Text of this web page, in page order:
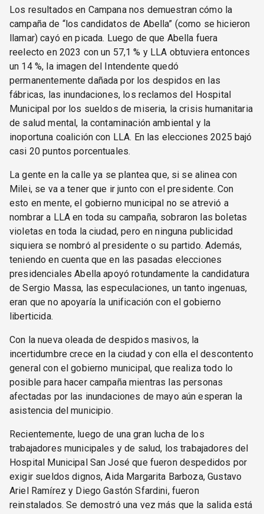
Los resultados en Campana nos demuestran cómo la
campaña de “los candidatos de Abella” (como se hicieron
llamar) cayó en picada. Luego de que Abella fuera
reelecto en 2023 con un 57,1 % y LLA obtuviera entonces
un 14 %, la imagen del Intendente quedó
permanentemente dañada por los despidos en las
fábricas, las inundaciones, los reclamos del Hospital
Municipal por los sueldos de miseria, la crisis humanitaria
de salud mental, la contaminación ambiental y la
inoportuna coalición con LLA. En las elecciones 2025 bajó
casi 20 puntos porcentuales.
La gente en la calle ya se plantea que, si se alinea con
Milei, se va a tener que ir junto con el presidente. Con
esto en mente, el gobierno municipal no se atrevió a
nombrar a LLA en toda su campaña, sobraron las boletas
violetas en toda la ciudad, pero en ninguna publicidad
siquiera se nombró al presidente o su partido. Además,
teniendo en cuenta que en las pasadas elecciones
presidenciales Abella apoyó rotundamente la candidatura
de Sergio Massa, las especulaciones, un tanto ingenuas,
eran que no apoyaría la unificación con el gobierno
liberticida.
Con la nueva oleada de despidos masivos, la
incertidumbre crece en la ciudad y con ella el descontento
general con el gobierno municipal, que realiza todo lo
posible para hacer campaña mientras las personas
afectadas por las inundaciones de mayo aún esperan la
asistencia del municipio.
Recientemente, luego de una gran lucha de los
trabajadores municipales y de salud, los trabajadores del
Hospital Municipal San José que fueron despedidos por
exigir sueldos dignos, Aida Margarita Barboza, Gustavo
Ariel Ramírez y Diego Gastón Sfardini, fueron
reinstalados. Se demostró una vez más que la salida está